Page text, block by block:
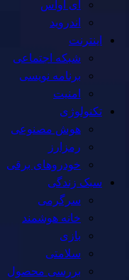
آی اواس
اندروید
اینترنت
شبکه اجتماعی
برنامه نویسی
امنیت
تکنولوژی
هوش مصنوعی
رمزارز
خودروهای برقی
سبک زندگی
سرگرمی
خانه هوشمند
بازی
سلامتی
بررسی محصول